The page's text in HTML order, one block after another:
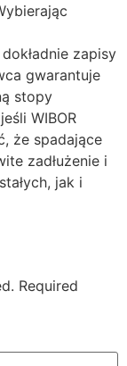
zapisy
gwarantuje
stopy
WIBOR
że spadające
zadłużenie i
jak i
Required